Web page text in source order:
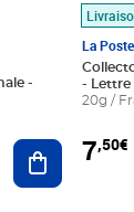
Ajouter au
La Poste
- Lettre
20g /
7,50€